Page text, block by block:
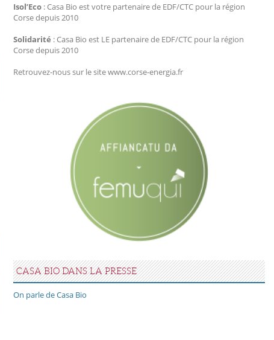
Isol’Eco : Casa Bio est votre partenaire de EDF/CTC pour la région
Corse depuis 2010
Solidarité : Casa Bio est LE partenaire de EDF/CTC pour la région
Corse depuis 2010
Retrouvez-nous sur le site www.corse-energia.fr
CASA BIO DANS LA PRESSE
On parle de Casa Bio